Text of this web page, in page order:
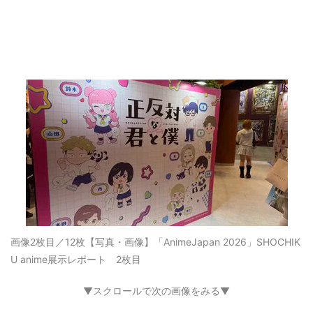
画像2枚目／12枚 【写真・画像】「AnimeJapan 2026」SHOCHIK
U anime展示レポート 2枚目
▼スクロールで次の画像をみる▼